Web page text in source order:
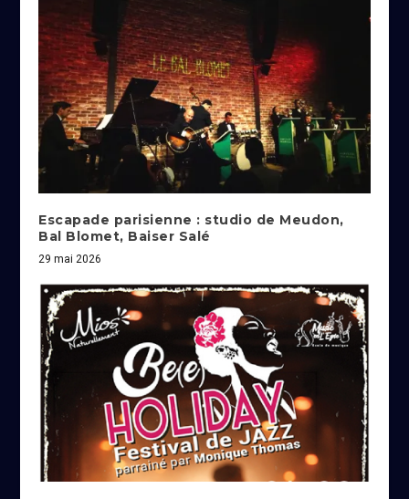
Escapade parisienne : studio de Meudon,
Bal Blomet, Baiser Salé
29 mai 2026